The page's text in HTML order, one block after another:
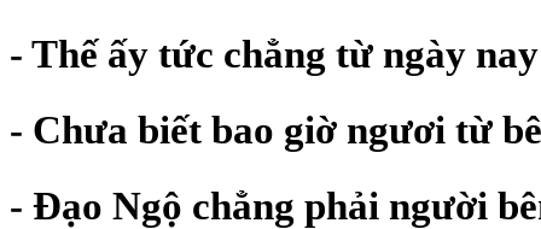
- Thế ấy tức chẳng từ ngày
- Chưa biết bao giờ ngươi từ
- Đạo Ngộ chẳng phải người